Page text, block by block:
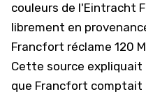
couleurs de l'Eintracht
librement en
Francfort réclame 120
Cette source expliquait
que Francfort comptait